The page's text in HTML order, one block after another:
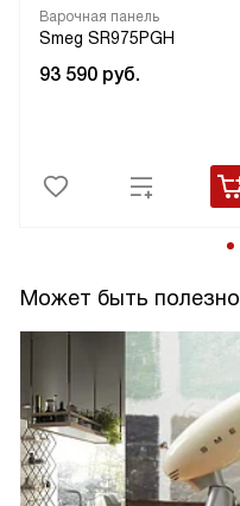
Варочная панель
Smeg SR975PGH
93 590 руб.
Может быть полезно